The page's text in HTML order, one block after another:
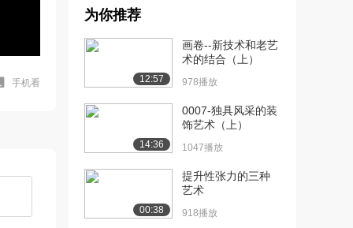
手机看
术形象——建筑...
[7] 中国古代建筑艺术：艺
术形象——屋顶...
[8] 中国古代建筑艺术：艺
术形象——屋顶...
[9] 中国古代建筑艺术：材
料和结构的特点...
为你推荐
12:57
画卷--新技术和老艺
术的结合（上）
978播放
14:36
0007-独具风采的装
饰艺术（上）
1047播放
00:38
提升性张力的三种
艺术
918播放